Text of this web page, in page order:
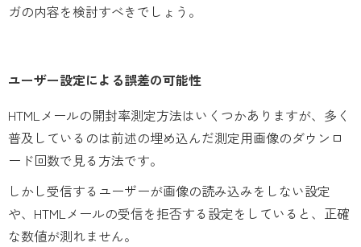
ガの内容を検討すべきでしょう。
ユーザー設定による誤差の可能性
HTMLメールの開封率測定方法はいくつかありますが、多く
普及しているのは前述の埋め込んだ測定用画像のダウンロ
ード回数で見る方法です。
しかし受信するユーザーが画像の読み込みをしない設定
や、HTMLメールの受信を拒否する設定をしていると、正確
な数値が測れません。